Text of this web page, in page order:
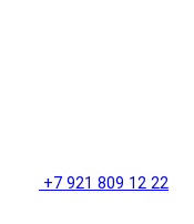
+7 921 809 12 22